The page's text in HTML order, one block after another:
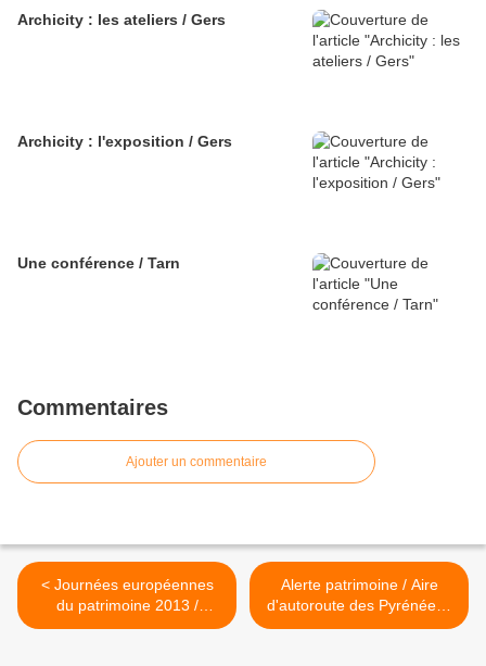
Archicity : les ateliers / Gers
Archicity : l'exposition / Gers
Une conférence / Tarn
Commentaires
Ajouter un commentaire
< Journées européennes
du patrimoine 2013 /
Hautes-Pyrénées
Alerte patrimoine / Aire
d'autoroute des Pyrénées /
Pyrénées-Atlantiques >